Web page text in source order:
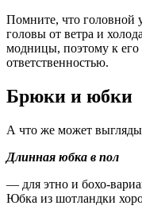
Помните, что головной
головы от ветра и
модницы, поэтому к его
ответственностью.
Брюки и юбки
А что же может
Длинная юбка в пол
— для этно и бохо-
Юбка из шотландки